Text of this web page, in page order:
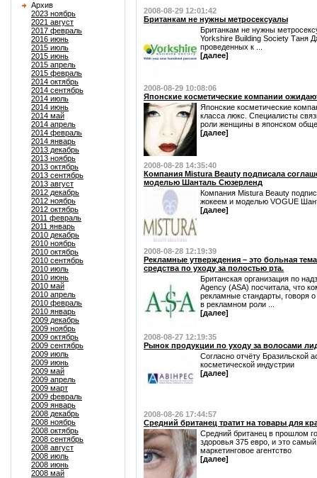
Архив
2023 ноябрь
2021 август
2017 февраль
2016 июнь
2015 июль
2015 июнь
2015 апрель
2015 февраль
2014 октябрь
2014 сентябрь
2014 июль
2014 июнь
2014 май
2014 апрель
2014 февраль
2014 январь
2013 декабрь
2013 ноябрь
2013 октябрь
2013 сентябрь
2013 август
2012 декабрь
2012 ноябрь
2012 октябрь
2011 февраль
2011 январь
2010 декабрь
2010 ноябрь
2010 октябрь
2010 сентябрь
2010 июль
2010 июнь
2010 май
2010 апрель
2010 февраль
2010 январь
2009 декабрь
2009 ноябрь
2009 октябрь
2009 сентябрь
2009 июль
2009 июнь
2009 май
2009 апрель
2009 март
2009 февраль
2009 январь
2008 декабрь
2008 ноябрь
2008 октябрь
2008 сентябрь
2008 август
2008 июль
2008 июнь
2008 май
2008-08-29 12:01:42
Британкам не нужны метросексуалы
Британкам не нужны
Yorkshire Building Society Таня
проведенных к ...
[далее]
2008-08-29 10:08:06
Японские косметические компании
Японские косметические
класса люкс. Специалисты
роли женщины в японском
[далее]
2008-08-28 14:35:40
Компания Mistura Beauty подписала
моделью Шанталь Сюзерленд
Компания Mistura Beauty
жокеем и моделью VOGUE
[далее]
2008-08-28 12:19:39
Рекламные утверждения – это больная
средства по уходу за полостью рта.
Британская организация по
Agency (ASA) посчитала, что
рекламные стандарты, говоря
в рекламном роли ...
[далее]
2008-08-27 12:19:35
Рынок продукции по уходу за волосами
Согласно отчёту Бразильской
косметической индустрии
[далее]
2008-08-26 17:44:57
Средний британец тратит на товары для
Средний британец в прошлом
здоровья 375 евро, и это
маркетинговое агентство
[далее]